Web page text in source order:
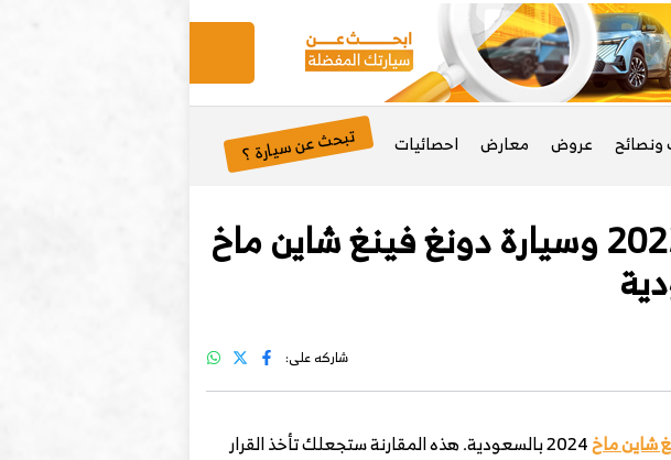
عروض معارض احصائيات تبحث عن سيارة ؟
مقارنة شاملة بين سيارة شيري أريزو 6 برو 2023 وسيارة دونغ فينغ شاين ماخ
شاركه على:
شاين ماخ
2024 بالسعودية. هذه المقارنة ستجعلك تأخذ القرار